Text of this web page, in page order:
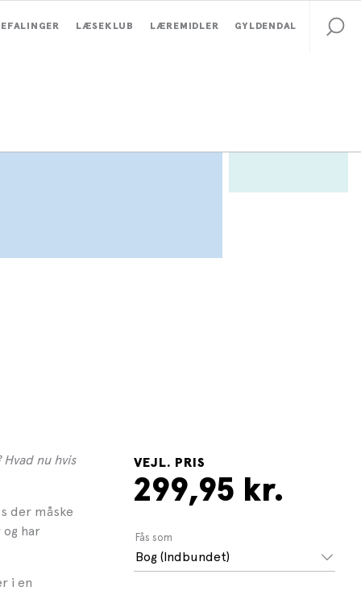
LÆSEKLUB LÆREMIDLER GYLDENDAL
nu hvis
der måske
har
i en
VEJL. PRIS
299,95 kr.
Fås som
Bog (Indbundet)